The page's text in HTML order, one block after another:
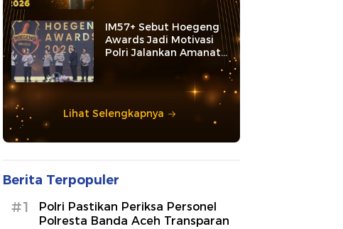
IM57+ Sebut Hoegeng
Awards Jadi Motivasi
Polri Jalankan Amanat
Lihat Selengkapnya
Berita Terpopuler
#1
Polri Pastikan Periksa Personel
Polresta Banda Aceh Transparan